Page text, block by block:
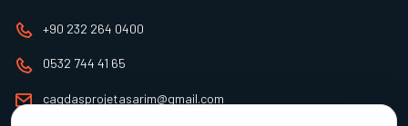
+90 232 264 0400
0532 744 41 65
cagdasprojetasarim@gmail.com